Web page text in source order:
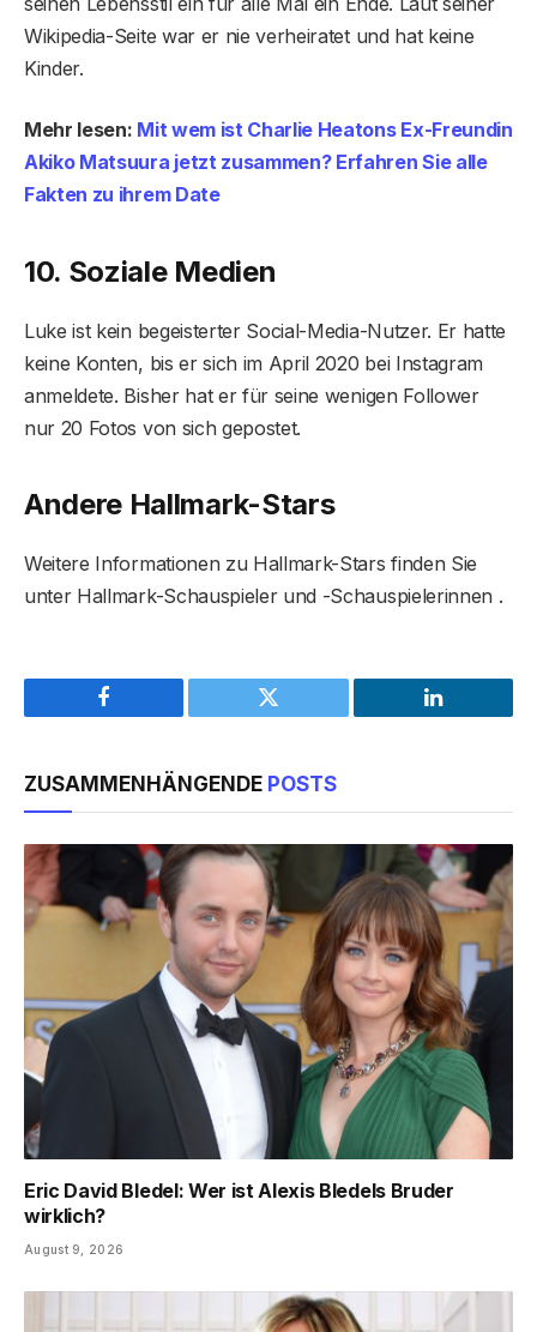
Wikipedia-Seite war er nie verheiratet und hat keine
Kinder.
Mehr lesen: Mit wem ist Charlie Heatons Ex-Freundin
Akiko Matsuura jetzt zusammen? Erfahren Sie alle
Fakten zu ihrem Date
10. Soziale Medien
Luke ist kein begeisterter Social-Media-Nutzer. Er hatte
keine Konten, bis er sich im April 2020 bei Instagram
anmeldete. Bisher hat er für seine wenigen Follower
nur 20 Fotos von sich gepostet.
Andere Hallmark-Stars
Weitere Informationen zu Hallmark-Stars finden Sie
unter Hallmark-Schauspieler und -Schauspielerinnen .
Facebook Twitter LinkedIn
ZUSAMMENHÄNGENDE POSTS
Eric David Bledel: Wer ist Alexis Bledels Bruder
wirklich?
August 9, 2026